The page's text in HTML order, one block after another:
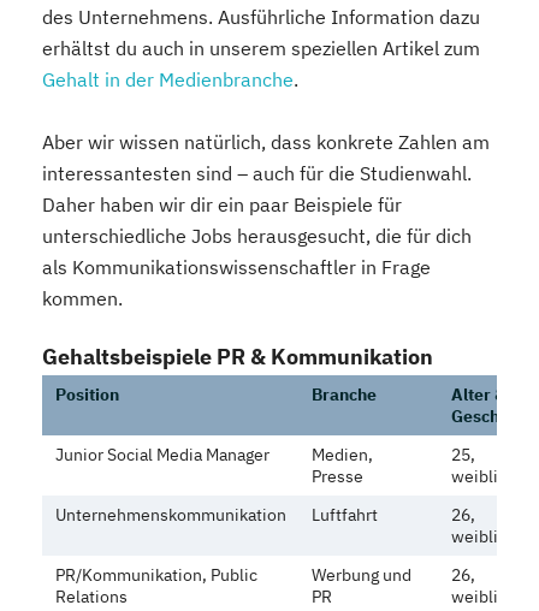
des Unternehmens. Ausführliche Information dazu
erhältst du auch in unserem speziellen Artikel zum
Gehalt in der Medienbranche.
Aber wir wissen natürlich, dass konkrete Zahlen am
interessantesten sind – auch für die Studienwahl.
Daher haben wir dir ein paar Beispiele für
unterschiedliche Jobs herausgesucht, die für dich
als Kommunikationswissenschaftler in Frage
kommen.
Gehaltsbeispiele PR & Kommunikation
Position Branche
Alter &
Geschlecht
Junior Social Media Manager
Medien,
Presse
25,
weiblich
Unternehmenskommunikation
Luftfahrt
26,
weiblich
PR/Kommunikation, Public
Relations
Werbung und
PR
26,
weiblich